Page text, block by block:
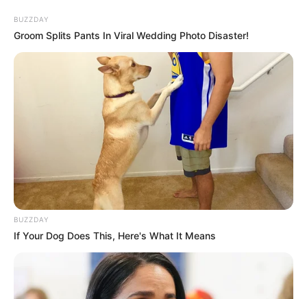
BUZZDAY
Groom Splits Pants In Viral Wedding Photo Disaster!
BUZZDAY
If Your Dog Does This, Here's What It Means